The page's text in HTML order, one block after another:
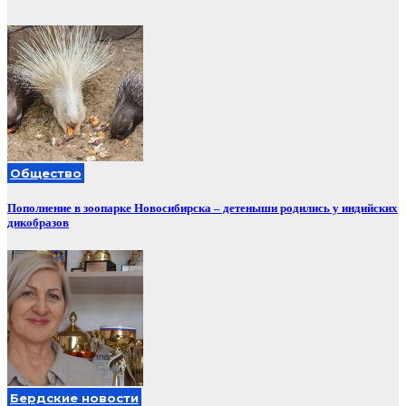
Общество
Пополнение в зоопарке Новосибирска – детеныши родились у индийских
дикобразов
Бердские новости